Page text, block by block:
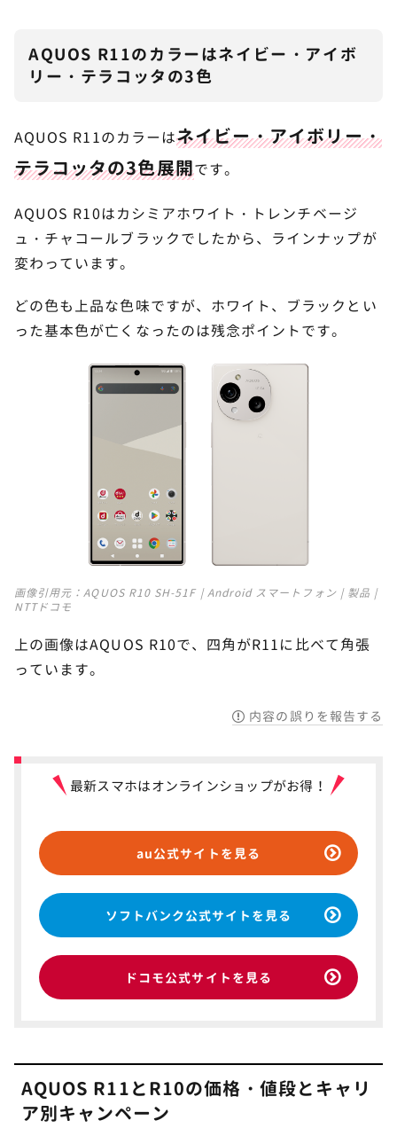
AQUOS R11のカラーはネイビー・アイボ
リー・テラコッタの3色
AQUOS R11のカラーはネイビー・アイボリー・
テラコッタの3色展開です。
AQUOS R10はカシミアホワイト・トレンチベージ
ュ・チャコールブラックでしたから、ラインナップが
変わっています。
どの色も上品な色味ですが、ホワイト、ブラックとい
った基本色が亡くなったのは残念ポイントです。
画像引用元：AQUOS R10 SH-51F | Android スマートフォン | 製品 |
NTTドコモ
上の画像はAQUOS R10で、四角がR11に比べて角張
っています。
内容の誤りを報告する
最新スマホはオンラインショップがお得！
au公式サイトを見る
ソフトバンク公式サイトを見る
ドコモ公式サイトを見る
AQUOS R11とR10の価格・値段とキャリ
ア別キャンペーン